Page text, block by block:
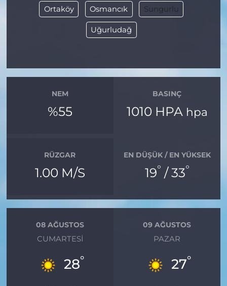
Ortaköy Osmancık Sungurlu
Uğurludağ
NEM
%55
BASINÇ
1010 HPA hpa
RÜZGAR
1.00 M/S
EN DÜŞÜK / EN YÜKSEK
19° / 33°
08 AĞUSTOS
CUMARTESI
28°
09 AĞUSTOS
PAZAR
27°